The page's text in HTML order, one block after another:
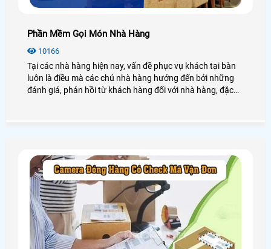
Phần Mềm Gọi Món Nhà Hàng
10166
Tại các nhà hàng hiện nay, vấn đề phục vụ khách tại bàn
luôn là điều mà các chủ nhà hàng hướng đến bởi những
đánh giá, phản hồi từ khách hàng đối với nhà hàng, đặc